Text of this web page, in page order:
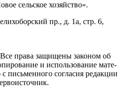
сель­ское хозяйство».
пр., д. 1а, стр. 6,
пра­ва защи­ще­ны зако­ном об
и исполь­зо­ва­ние мате­
с пись­мен­но­го согла­сия редак­ции